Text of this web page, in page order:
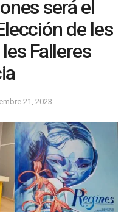
será el
de les
Falleres
21, 2023